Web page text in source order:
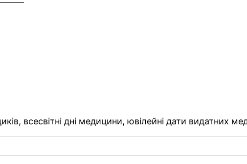
всесвітні дні медицини, ювілейні дати видатних